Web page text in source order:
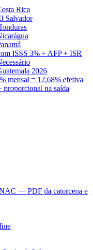
Rica
Salvador
ISSS 3% + AFP + ISR
2026
mensal = 12,68% efetiva
proporcional na saída
— PDF da catorcena e